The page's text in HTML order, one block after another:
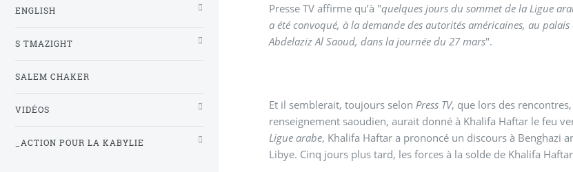
Presse TV affirme qu’à "quelques jours du sommet de la Ligue
a été convoqué, à la demande des autorités américaines, au
Abdelaziz Al Saoud, dans la journée du 27 mars".
Et il semblerait, toujours selon Press TV, que lors des
Ligue arabe, Khalifa Haftar a prononcé un discours à Benghazi
Libye. Cinq jours plus tard, les forces à la solde de Khalifa
ENGLISH
S TMAZIGHT
SALEM CHAKER
VIDÉOS
_ACTION POUR LA KABYLIE